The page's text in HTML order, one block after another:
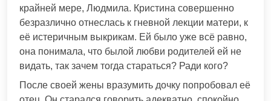
крайней мере, Людмила. Кристина совершенно
безразлично отнеслась к гневной лекции матери, к
её истеричным выкрикам. Ей было уже всё равно,
она понимала, что былой любви родителей ей не
видать, так зачем тогда стараться? Ради кого?
После своей жены вразумить дочку попробовал её